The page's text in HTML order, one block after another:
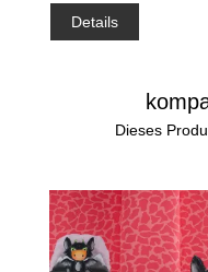
Details
Dieses